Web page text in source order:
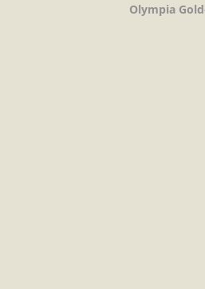
Olympia